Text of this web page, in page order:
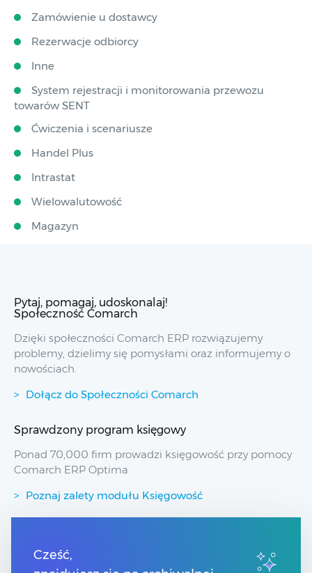
Zamówienie u dostawcy
Rezerwacje odbiorcy
Inne
System rejestracji i monitorowania przewozu
towarów SENT
Ćwiczenia i scenariusze
Handel Plus
Intrastat
Wielowalutowość
Magazyn
Pytaj, pomagaj, udoskonalaj!
Społeczność Comarch
Dzięki społeczności Comarch ERP rozwiązujemy
problemy, dzielimy się pomysłami oraz informujemy o
nowościach.
Dołącz do Społeczności Comarch
Sprawdzony program księgowy
Ponad 70,000 firm prowadzi księgowość przy pomocy
Comarch ERP Optima
Poznaj zalety modułu Księgowość
Przydatne linki
Cześć,